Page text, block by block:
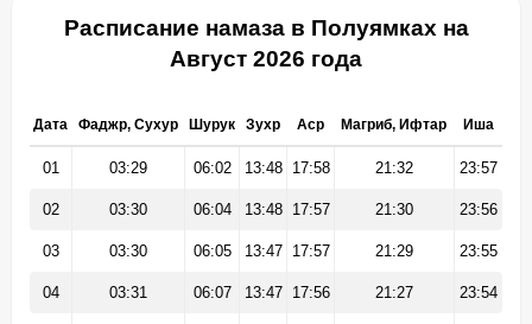
Расписание намаза в Полуямках на
Август 2026 года
Дата Фаджр, Сухур Шурук Зухр Аср Магриб, Ифтар Иша
01 03:29 06:02 13:48 17:58 21:32 23:57
02 03:30 06:04 13:48 17:57 21:30 23:56
03 03:30 06:05 13:47 17:57 21:29 23:55
04 03:31 06:07 13:47 17:56 21:27 23:54